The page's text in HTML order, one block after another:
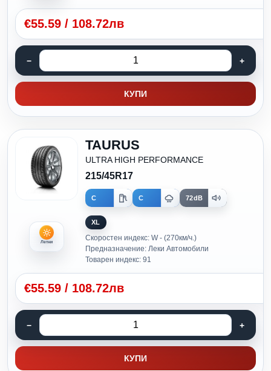
€55.59 / 108.72лв
КУПИ
Летни
TAURUS
ULTRA HIGH PERFORMANCE
215/45R17
C C 72dB
XL
Скоростен индекс: W - (270км/ч.)
Предназначение: Леки Автомобили
Товарен индекс: 91
€55.59 / 108.72лв
КУПИ